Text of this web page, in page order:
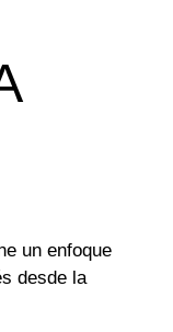
un enfoque
desde la